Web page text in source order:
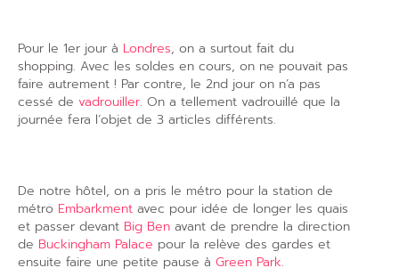
Pour le 1er jour à Londres, on a surtout fait du
shopping. Avec les soldes en cours, on ne pouvait pas
faire autrement ! Par contre, le 2nd jour on n’a pas
cessé de vadrouiller. On a tellement vadrouillé que la
journée fera l’objet de 3 articles différents.
De notre hôtel, on a pris le métro pour la station de
métro Embarkment avec pour idée de longer les quais
et passer devant Big Ben avant de prendre la direction
de Buckingham Palace pour la relève des gardes et
ensuite faire une petite pause à Green Park.